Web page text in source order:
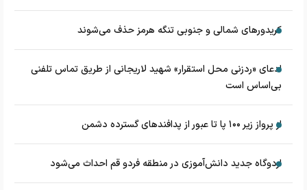
کریدورهای شمالی و جنوبی تنگه هرمز حذف می‌شوند
ادعای «ردزنی محل استقرار» شهید لاریجانی از طریق تماس تلفنی
بی‌اساس است
از پرواز زیر ۱۰۰ پا تا عبور از پدافند‌های گسترده دشمن
اردوگاه جدید دانش‌آموزی در منطقه فردو قم احداث می‌شود